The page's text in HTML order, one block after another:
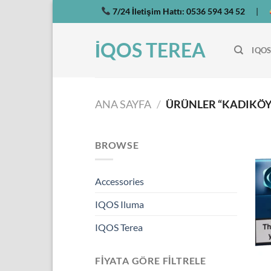
atla
7/24 İletişim Hattı: 0536 594 34 52 |
İQOS TEREA
ANA SAYFA / ÜRÜNLER
BROWSE
Accessories
IQOS Iluma
IQOS Terea
FIYATA GÖRE FILTRELE